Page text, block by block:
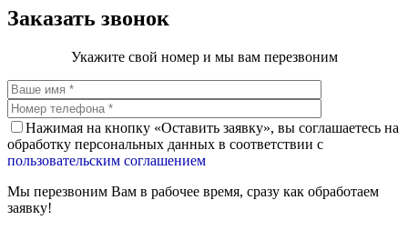
Заказать звонок
Укажите свой номер и мы вам перезвоним
Нажимая на кнопку «Оставить заявку», вы соглашаетесь на
обработку персональных данных в соответствии с
пользовательским соглашением
Мы перезвоним Вам в рабочее время, сразу как обработаем
заявку!